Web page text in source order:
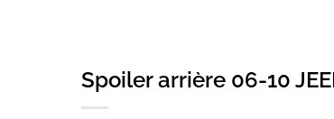
Spoiler arrière 06-10